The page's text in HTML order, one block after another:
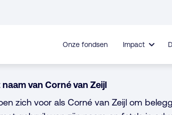
Onze fondsen Impact
van Corné van Zeijl
zich voor als Corné van Zeijl om